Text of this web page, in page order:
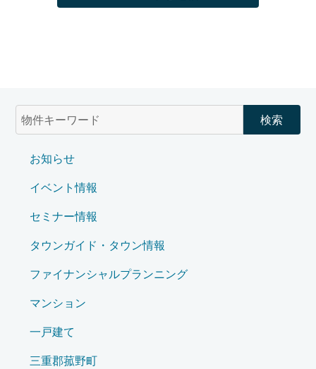
お知らせ
イベント情報
セミナー情報
タウンガイド・タウン情報
ファイナンシャルプランニング
マンション
一戸建て
三重郡菰野町